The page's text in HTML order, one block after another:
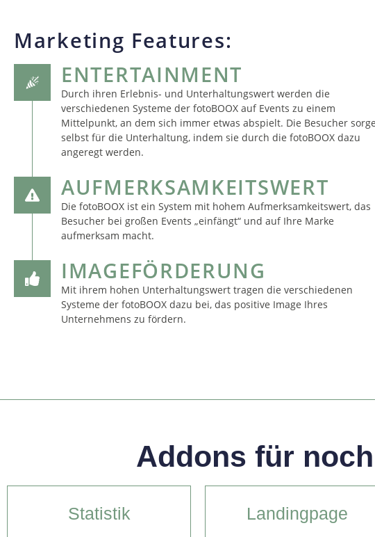
Marketing Features:
ENTERTAINMENT
Durch ihren Erlebnis- und Unterhaltungswert werden die
verschiedenen Systeme der fotoBOOX auf Events zu einem
Mittelpunkt, an dem sich immer etwas abspielt. Die Besucher
selbst für die Unterhaltung, indem sie durch die fotoBOOX dazu
angeregt werden.
AUFMERKSAMKEITSWERT
Die fotoBOOX ist ein System mit hohem Aufmerksamkeitswert, das
Besucher bei großen Events „einfängt“ und auf Ihre Marke
aufmerksam macht.
IMAGEFÖRDERUNG
Mit ihrem hohen Unterhaltungswert tragen die verschiedenen
Systeme der fotoBOOX dazu bei, das positive Image Ihres
Unternehmens zu fördern.
Addons für
Statistik Landingpage